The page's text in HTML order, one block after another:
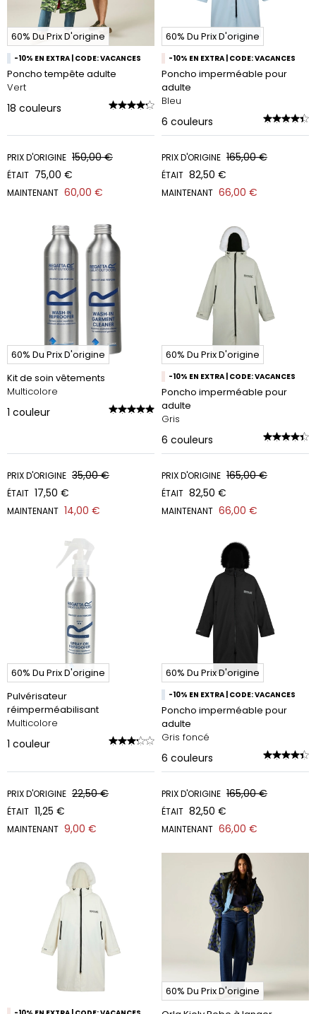
60% Du Prix D'origine
-10% EN EXTRA | CODE: VACANCES
Poncho tempête adulte
Vert
18 couleurs
PRIX D'ORIGINE 150,00 €
ÉTAIT 75,00 €
MAINTENANT 60,00 €
60% Du Prix D'origine
-10% EN EXTRA | CODE: VACANCES
Poncho imperméable pour
adulte
Bleu
6 couleurs
PRIX D'ORIGINE 165,00 €
ÉTAIT 82,50 €
MAINTENANT 66,00 €
60% Du Prix D'origine
Kit de soin vêtements
Multicolore
1 couleur
PRIX D'ORIGINE 35,00 €
ÉTAIT 17,50 €
MAINTENANT 14,00 €
60% Du Prix D'origine
-10% EN EXTRA | CODE: VACANCES
Poncho imperméable pour
adulte
Gris
6 couleurs
PRIX D'ORIGINE 165,00 €
ÉTAIT 82,50 €
MAINTENANT 66,00 €
60% Du Prix D'origine
Pulvérisateur
réimperméabilisant
Multicolore
1 couleur
PRIX D'ORIGINE 22,50 €
ÉTAIT 11,25 €
MAINTENANT 9,00 €
60% Du Prix D'origine
-10% EN EXTRA | CODE: VACANCES
Poncho imperméable pour
adulte
Gris foncé
6 couleurs
PRIX D'ORIGINE 165,00 €
ÉTAIT 82,50 €
MAINTENANT 66,00 €
60% Du Prix D'origine